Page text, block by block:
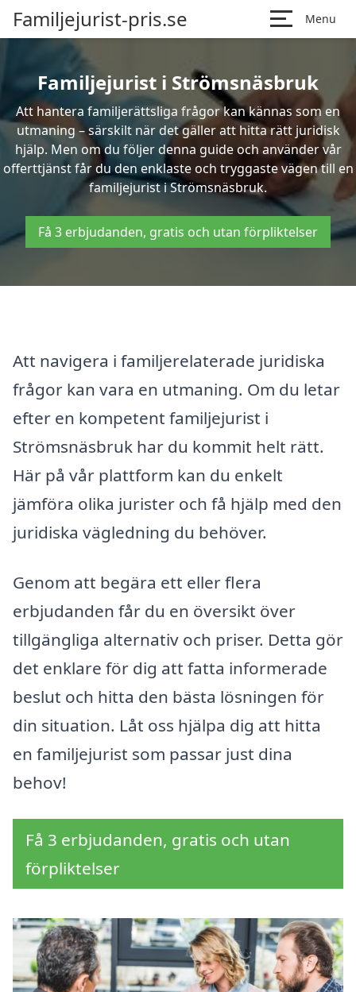
Familjejurist-pris.se Menu
Familjejurist i Strömsnäsbruk
Att hantera familjerättsliga frågor kan kännas som en
utmaning – särskilt när det gäller att hitta rätt juridisk
hjälp. Men om du följer denna guide och använder vår
offerttjänst får du den enklaste och tryggaste vägen till en
familjejurist i Strömsnäsbruk.
Få 3 erbjudanden, gratis och utan förpliktelser
Att navigera i familjerelaterade juridiska
frågor kan vara en utmaning. Om du letar
efter en kompetent familjejurist i
Strömsnäsbruk har du kommit helt rätt.
Här på vår plattform kan du enkelt
jämföra olika jurister och få hjälp med den
juridiska vägledning du behöver.
Genom att begära ett eller flera
erbjudanden får du en översikt över
tillgängliga alternativ och priser. Detta gör
det enklare för dig att fatta informerade
beslut och hitta den bästa lösningen för
din situation. Låt oss hjälpa dig att hitta
en familjejurist som passar just dina
behov!
Få 3 erbjudanden, gratis och utan
förpliktelser